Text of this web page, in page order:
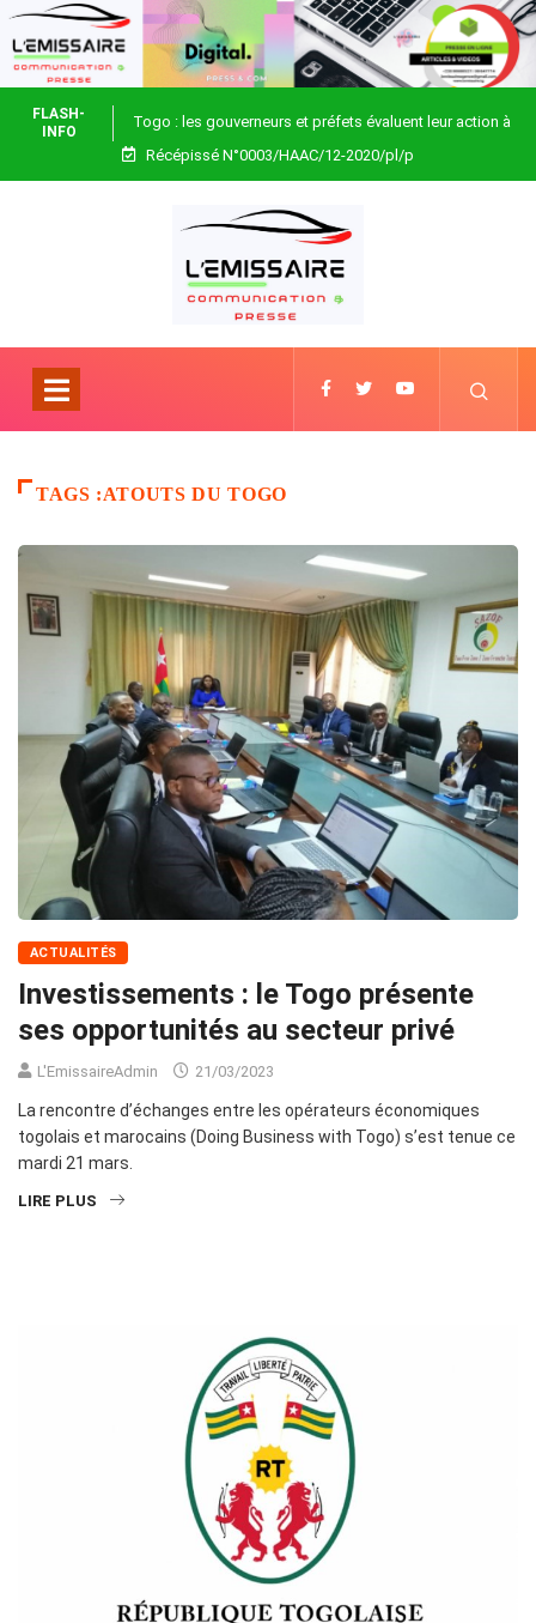
FLASH-
INFO
Togo : les gouverneurs et préfets évaluent leur action à
Blitta
Récépissé N°0003/HAAC/12-2020/pl/p
TAGS :ATOUTS DU TOGO
ACTUALITÉS
Investissements : le Togo présente
ses opportunités au secteur privé
L'EmissaireAdmin 21/03/2023
La rencontre d’échanges entre les opérateurs économiques
togolais et marocains (Doing Business with Togo) s’est tenue ce
mardi 21 mars.
LIRE PLUS